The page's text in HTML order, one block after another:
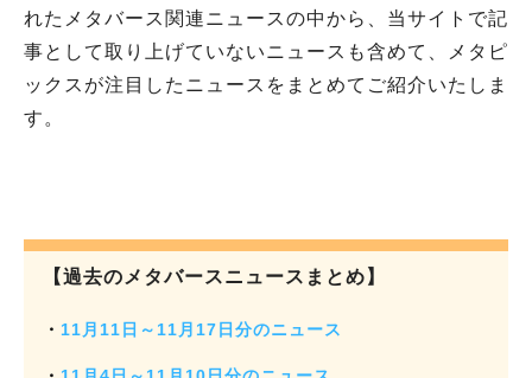
れたメタバース関連ニュースの中から、当サイトで記
事として取り上げていないニュースも含めて、メタピ
ックスが注目したニュースをまとめてご紹介いたしま
す。
【過去のメタバースニュースまとめ】
・ 11月11日～11月17日分のニュース